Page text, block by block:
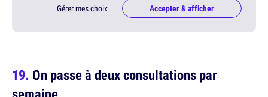
Gérer mes choix Accepter & afficher
On passe à deux consultations par